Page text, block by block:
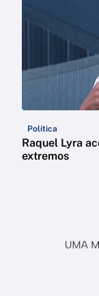
Política
Raquel Lyra
extremos